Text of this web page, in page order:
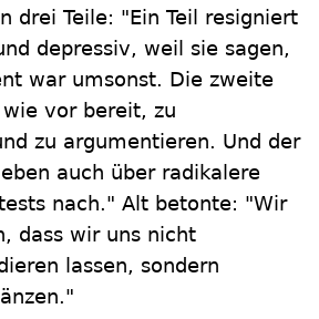
drei Teile: "Ein Teil resigniert
depressiv, weil sie sagen,
war umsonst. Die zweite
vor bereit, zu
zu argumentieren. Und der
auch über radikalere
nach." Alt betonte: "Wir
dass wir uns nicht
lassen, sondern